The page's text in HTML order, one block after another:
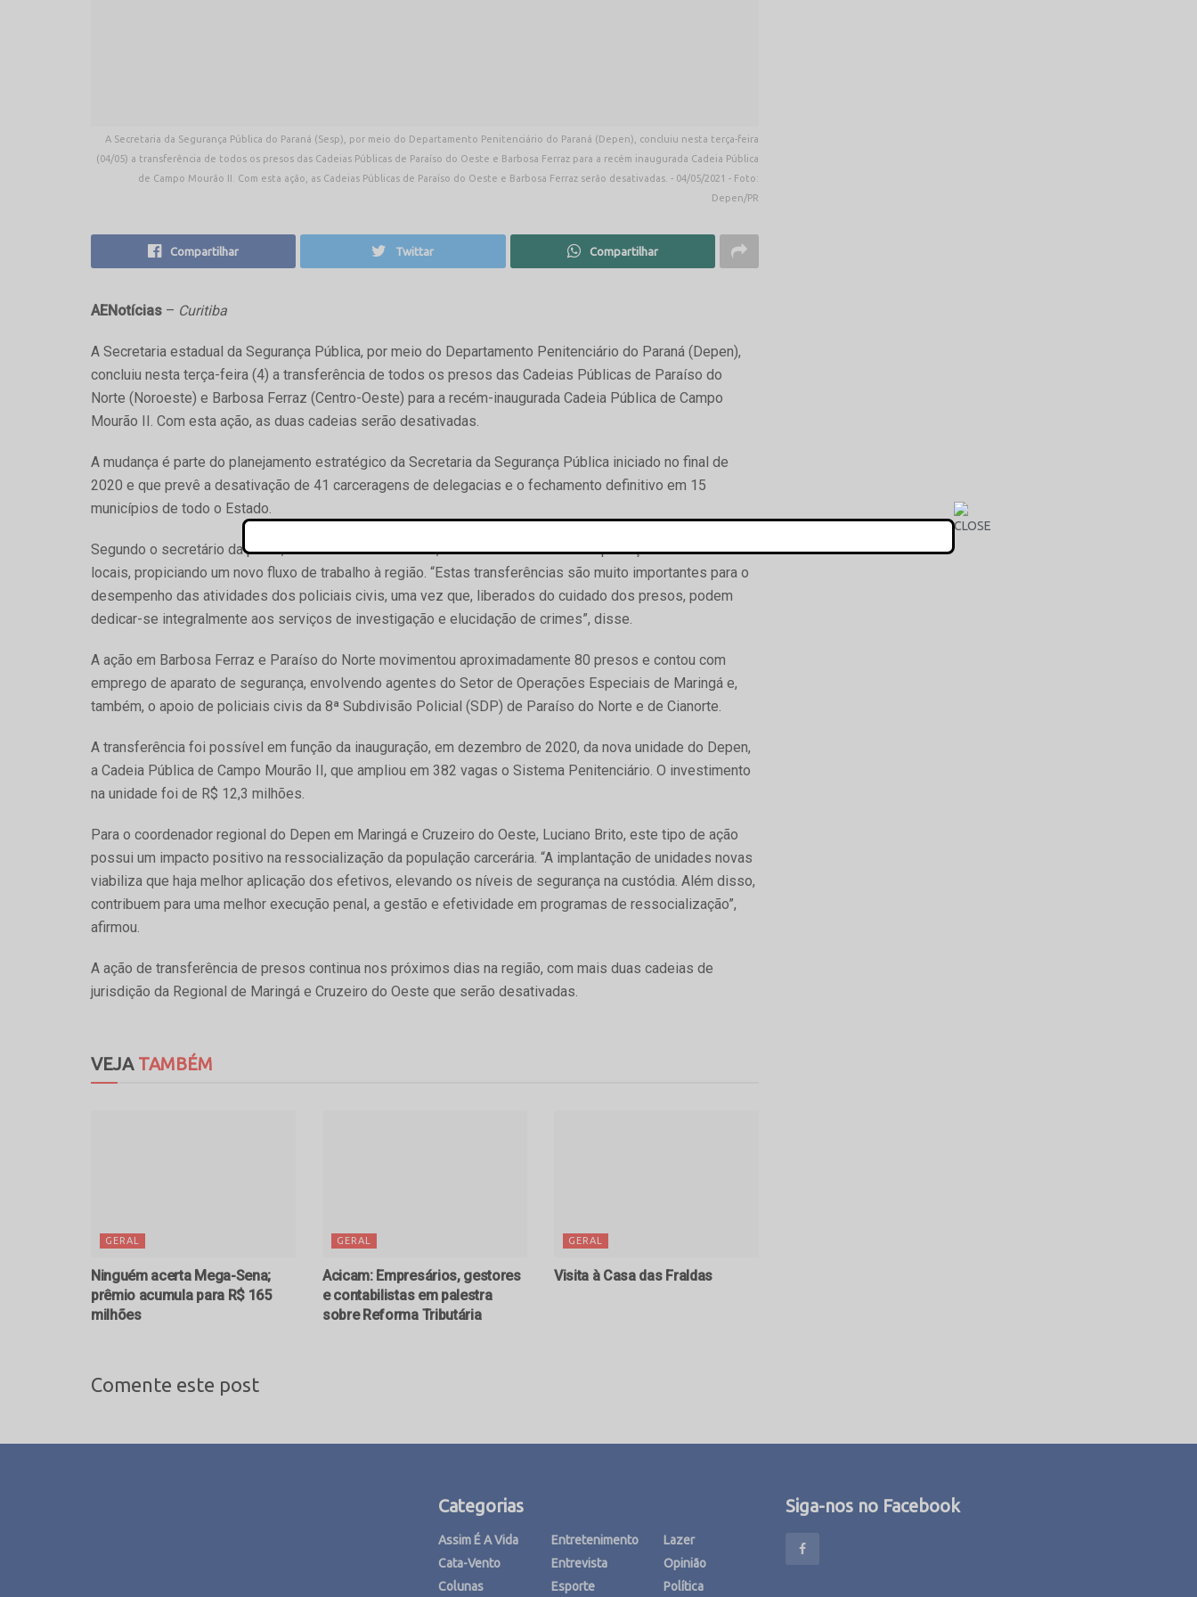
A Secretaria da Segurança Pública do Paraná (Sesp), por meio do Departamento Penitenciário do Paraná (Depen), concluiu nesta terça-feira
(04/05) a transferência de todos os presos das Cadeias Públicas de Paraíso do Oeste e Barbosa Ferraz para a recém inaugurada Cadeia Pública
de Campo Mourão II. Com esta ação, as Cadeias Públicas de Paraíso do Oeste e Barbosa Ferraz serão desativadas. - 04/05/2021 - Foto:
Depen/PR
Compartilhar Twittar Compartilhar
AENotícias – Curitiba
A Secretaria estadual da Segurança Pública, por meio do Departamento Penitenciário do Paraná (Depen),
concluiu nesta terça-feira (4) a transferência de todos os presos das Cadeias Públicas de Paraíso do
Norte (Noroeste) e Barbosa Ferraz (Centro-Oeste) para a recém-inaugurada Cadeia Pública de Campo
Mourão II. Com esta ação, as duas cadeias serão desativadas.
A mudança é parte do planejamento estratégico da Secretaria da Segurança Pública iniciado no final de
2020 e que prevê a desativação de 41 carceragens de delegacias e o fechamento definitivo em 15
municípios de todo o Estado.
Segundo o secretário da pasta, Romulo Marinho Soares, a medida contribui com a proteção dos moradores
locais, propiciando um novo fluxo de trabalho à região. “Estas transferências são muito importantes para o
desempenho das atividades dos policiais civis, uma vez que, liberados do cuidado dos presos, podem
dedicar-se integralmente aos serviços de investigação e elucidação de crimes”, disse.
A ação em Barbosa Ferraz e Paraíso do Norte movimentou aproximadamente 80 presos e contou com
emprego de aparato de segurança, envolvendo agentes do Setor de Operações Especiais de Maringá e,
também, o apoio de policiais civis da 8ª Subdivisão Policial (SDP) de Paraíso do Norte e de Cianorte.
A transferência foi possível em função da inauguração, em dezembro de 2020, da nova unidade do Depen,
a Cadeia Pública de Campo Mourão II, que ampliou em 382 vagas o Sistema Penitenciário. O investimento
na unidade foi de R$ 12,3 milhões.
Para o coordenador regional do Depen em Maringá e Cruzeiro do Oeste, Luciano Brito, este tipo de ação
possui um impacto positivo na ressocialização da população carcerária. “A implantação de unidades novas
viabiliza que haja melhor aplicação dos efetivos, elevando os níveis de segurança na custódia. Além disso,
contribuem para uma melhor execução penal, a gestão e efetividade em programas de ressocialização”,
afirmou.
A ação de transferência de presos continua nos próximos dias na região, com mais duas cadeias de
jurisdição da Regional de Maringá e Cruzeiro do Oeste que serão desativadas.
VEJATAMBÉM
GERAL
Ninguém acerta Mega-Sena;
prêmio acumula para R$ 165
milhões
GERAL
Acicam: Empresários, gestores
e contabilistas em palestra
sobre Reforma Tributária
GERAL
Visita à Casa das Fraldas
Comente este post
Categorias
Assim É A Vida
Cata-Vento
Colunas
Entretenimento
Entrevista
Esporte
Lazer
Opinião
Política
Siga-nos no Facebook